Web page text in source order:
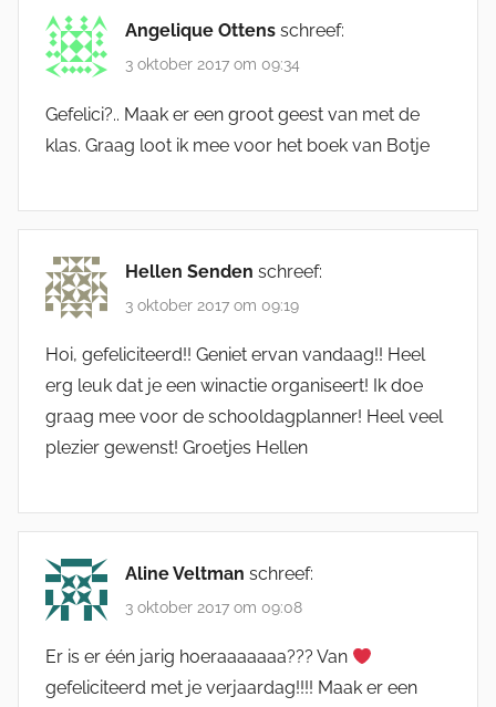
Angelique Ottens schreef:
3 oktober 2017 om 09:34
Gefelici?.. Maak er een groot geest van met de
klas. Graag loot ik mee voor het boek van Botje
Hellen Senden schreef:
3 oktober 2017 om 09:19
Hoi, gefeliciteerd!! Geniet ervan vandaag!! Heel
erg leuk dat je een winactie organiseert! Ik doe
graag mee voor de schooldagplanner! Heel veel
plezier gewenst! Groetjes Hellen
Aline Veltman schreef:
3 oktober 2017 om 09:08
Er is er één jarig hoeraaaaaaa??? Van
gefeliciteerd met je verjaardag!!!! Maak er een